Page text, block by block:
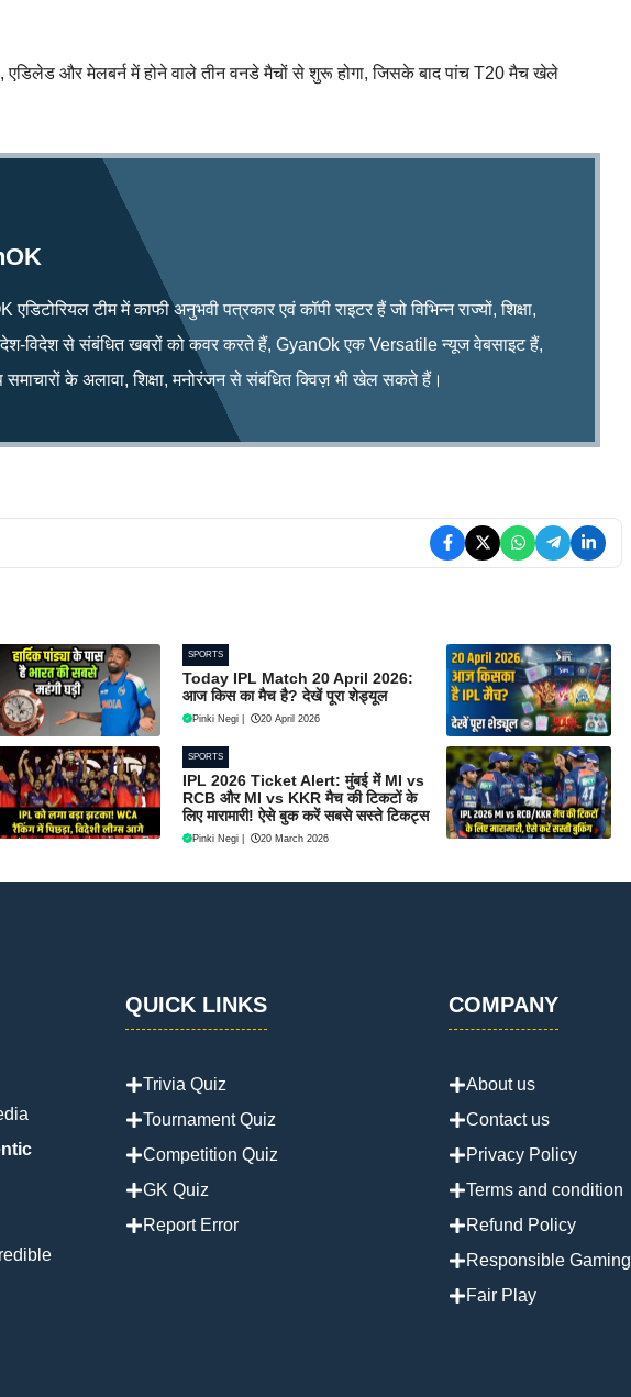
एडिलेड और मेलबर्न में होने वाले तीन वनडे मैचों से शुरू होगा, जिसके बाद पांच T20 मैच खेले
एडिटोरियल टीम में काफी अनुभवी पत्रकार एवं कॉपी राइटर हैं जो विभिन्न राज्यों, शिक्षा,
देश-विदेश से संबंधित खबरों को कवर करते हैं, GyanOk एक Versatile न्यूज वेबसाइट हैं,
के अलावा, शिक्षा, मनोरंजन से संबंधित क्विज़ भी खेल सकते हैं।
SPORTS
Today IPL Match 20 April 2026:
आज किस का मैच है? देखें पूरा शेड्यूल
Pinki Negi 20 April 2026
SPORTS
IPL 2026 Ticket Alert: मुंबई में MI vs
RCB और MI vs KKR मैच की टिकटों के
लिए मारामारी! ऐसे बुक करें सबसे सस्ते टिकट्स
Pinki Negi 20 March 2026
QUICK LINKS
Trivia Quiz
Tournament Quiz
Competition Quiz
GK Quiz
Report Error
COMPANY
About us
Contact us
Privacy Policy
Terms and condition
Refund Policy
Responsible Gaming
Fair Play